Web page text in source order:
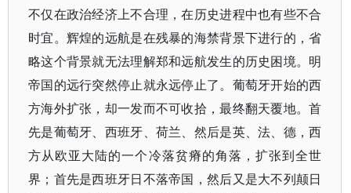
不仅在政治经济上不合理，在历史进程中也有些不合
时宜。辉煌的远航是在残暴的海禁背景下进行的，省
略这个背景就无法理解郑和远航发生的历史困境。明
帝国的远行突然停止就永远停止了。葡萄牙开始的西
方海外扩张，却一发而不可收拾，最终翻天覆地。首
先是葡萄牙、西班牙、荷兰、然后是英、法、德，西
方从欧亚大陆的一个冷落贫瘠的角落，扩张到全世
界；首先是西班牙日不落帝国，然后又是大不列颠日